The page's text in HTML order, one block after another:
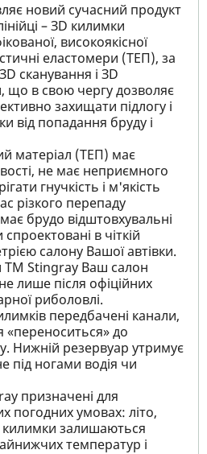
новий сучасний продукт
– ЗD килимки
високоякісної
еластомери (ТЕП), за
сканування і ЗD
в свою чергу дозволяє
захищати підлогу і
від попадання бруду і
матеріал (ТЕП) має
не має неприємного
гнучкість і м'якість
різкого перепаду
брудо відштовхувальні
в чіткій
салону Вашої автівки.
Stingray Ваш салон
лише після офіційних
риболовлі.
передбачені канали,
«переноситься» до
Нижній резервуар утримує
під ногами водія чи
призначені для
погодних умовах: літо,
килимки залишаються
температур і